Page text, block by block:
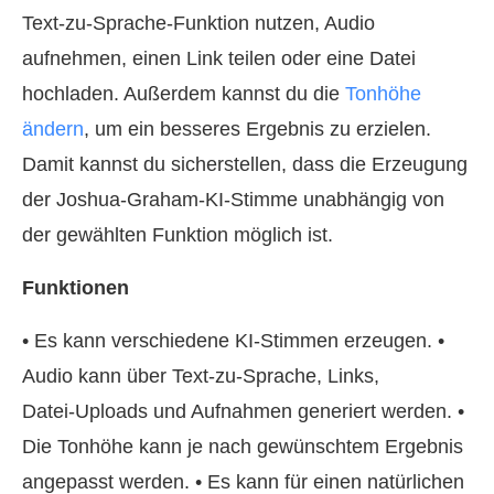
Text‑zu‑Sprache‑Funktion nutzen, Audio
aufnehmen, einen Link teilen oder eine Datei
hochladen. Außerdem kannst du die Tonhöhe
ändern, um ein besseres Ergebnis zu erzielen.
Damit kannst du sicherstellen, dass die Erzeugung
der Joshua‑Graham‑KI‑Stimme unabhängig von
der gewählten Funktion möglich ist.
Funktionen
• Es kann verschiedene KI‑Stimmen erzeugen. •
Audio kann über Text‑zu‑Sprache, Links,
Datei‑Uploads und Aufnahmen generiert werden. •
Die Tonhöhe kann je nach gewünschtem Ergebnis
angepasst werden. • Es kann für einen natürlichen